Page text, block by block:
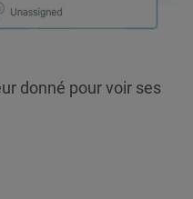
donné pour voir ses